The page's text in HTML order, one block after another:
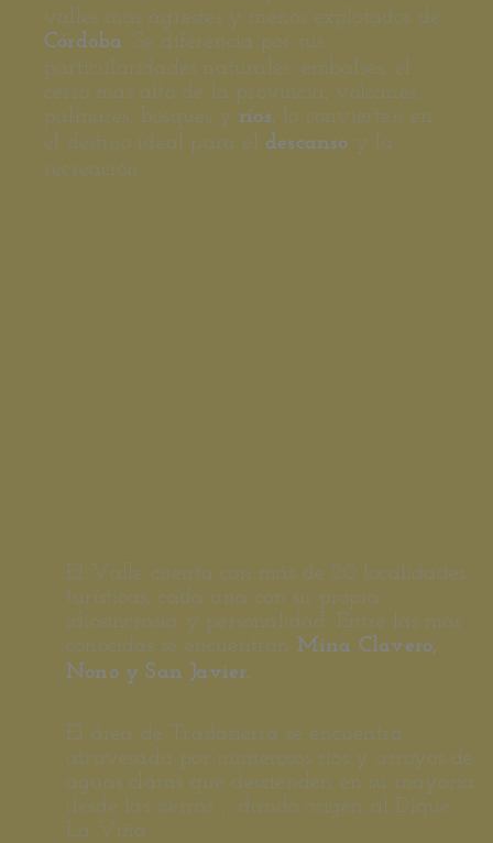
valles mas agrestes y menos explotados de
Córdoba. Se diferencia por sus
particularidades naturales: embalses, el
cerro más alto de la provincia, volcanes,
palmares, bosques y ríos, lo convierten en
el destino ideal para el descanso y la
recreación
El Valle cuenta con más de 20 localidades
turísticas, cada una con su propia
idiosincrasia y personalidad. Entre las más
conocidas se encuentran Mina Clavero,
Nono y San Javier.
El área de Traslasierra se encuentra
atravesada por numerosos ríos y arroyos de
aguas claras que descienden en su mayoría
desde las sierras , dando origen al Dique
La Viña